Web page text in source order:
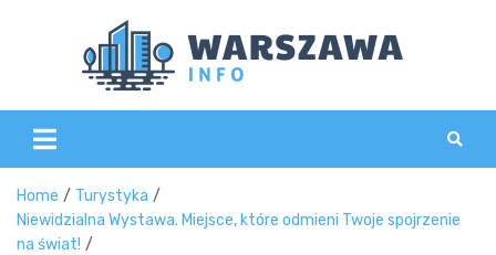
Home
Turystyka
Niewidzialna Wystawa. Miejsce, które odmieni Twoje spojrzenie
na świat!